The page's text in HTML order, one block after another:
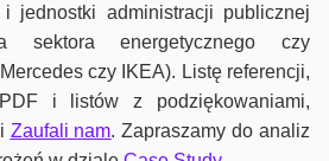
jednostki administracji publicznej
sektora energetycznego czy
czy IKEA). Listę referencji,
i listów z podziękowaniami,
Zaufali nam. Zapraszamy do analiz